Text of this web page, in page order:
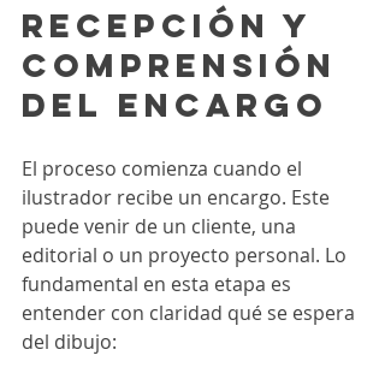
Recepción y
comprensión
del encargo
El proceso comienza cuando el
ilustrador recibe un encargo. Este
puede venir de un cliente, una
editorial o un proyecto personal. Lo
fundamental en esta etapa es
entender con claridad qué se espera
del dibujo: